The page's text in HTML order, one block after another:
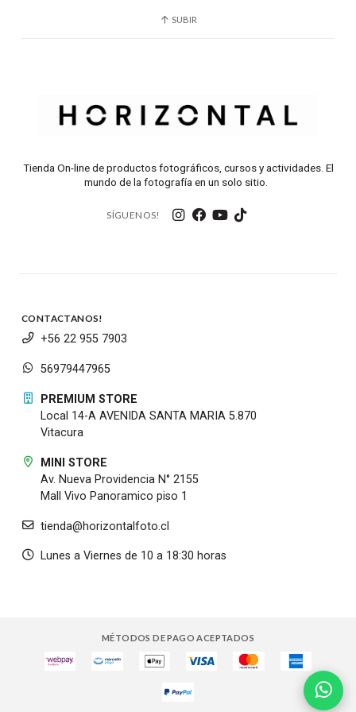
Aprobado para usarse en todo el mundo.
SUBIR
Tienda On-line de productos fotográficos, cursos y actividades. El
mundo de la fotografía en un solo sitio.
SÍGUENOS!
CONTACTANOS!
+56 22 955 7903
56979447965
PREMIUM STORE
Local 14-A AVENIDA SANTA MARIA 5.870
Vitacura
MINI STORE
Av. Nueva Providencia N° 2155
Mall Vivo Panoramico piso 1
tienda@horizontalfoto.cl
Lunes a Viernes de 10 a 18:30 horas
MÉTODOS DE PAGO ACEPTADOS